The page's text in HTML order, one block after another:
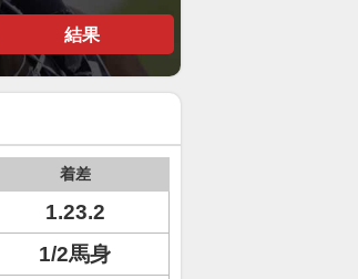
結果
着差
1.23.2
1/2馬身